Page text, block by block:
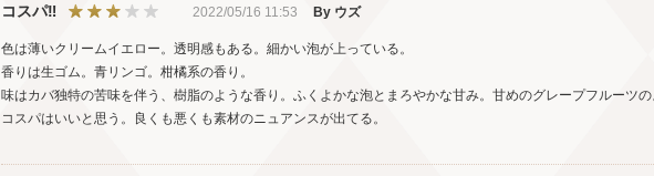
コスパ‼︎ 2022/05/16 11:53 By ウズ
色は薄いクリームイエロー。透明感もある。細かい泡が上っている。
香りは生ゴム。青リンゴ。柑橘系の香り。
味はカバ独特の苦味を伴う、樹脂のような香り。ふくよかな泡とまろやかな甘み。甘めのグレープフルーツの
コスパはいいと思う。良くも悪くも素材のニュアンスが出てる。